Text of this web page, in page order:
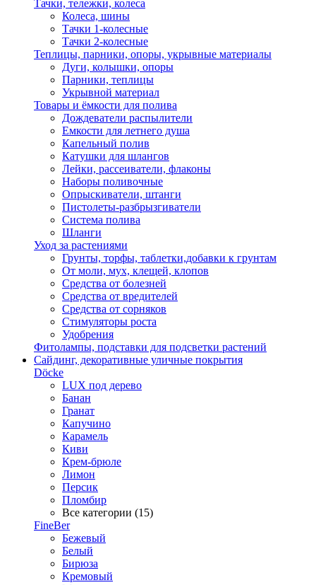
Тачки, тележки, колеса
Колеса, шины
Тачки 1-колесные
Тачки 2-колесные
Теплицы, парники, опоры, укрывные материалы
Дуги, колышки, опоры
Парники, теплицы
Укрывной материал
Товары и ёмкости для полива
Дождеватели распылители
Емкости для летнего душа
Капельный полив
Катушки для шлангов
Лейки, рассеиватели, флаконы
Наборы поливочные
Опрыскиватели, штанги
Пистолеты-разбрызгиватели
Система полива
Шланги
Уход за растениями
Грунты, торфы, таблетки,добавки к грунтам
От моли, мух, клещей, клопов
Средства от болезней
Средства от вредителей
Средства от сорняков
Стимуляторы роста
Удобрения
Фитолампы, подставки для подсветки растений
Сайдинг, декоративные уличные покрытия
Döcke
LUX под дерево
Банан
Гранат
Капучино
Карамель
Киви
Крем-брюле
Лимон
Персик
Пломбир
Все категории (15)
FineBer
Бежевый
Белый
Бирюза
Кремовый